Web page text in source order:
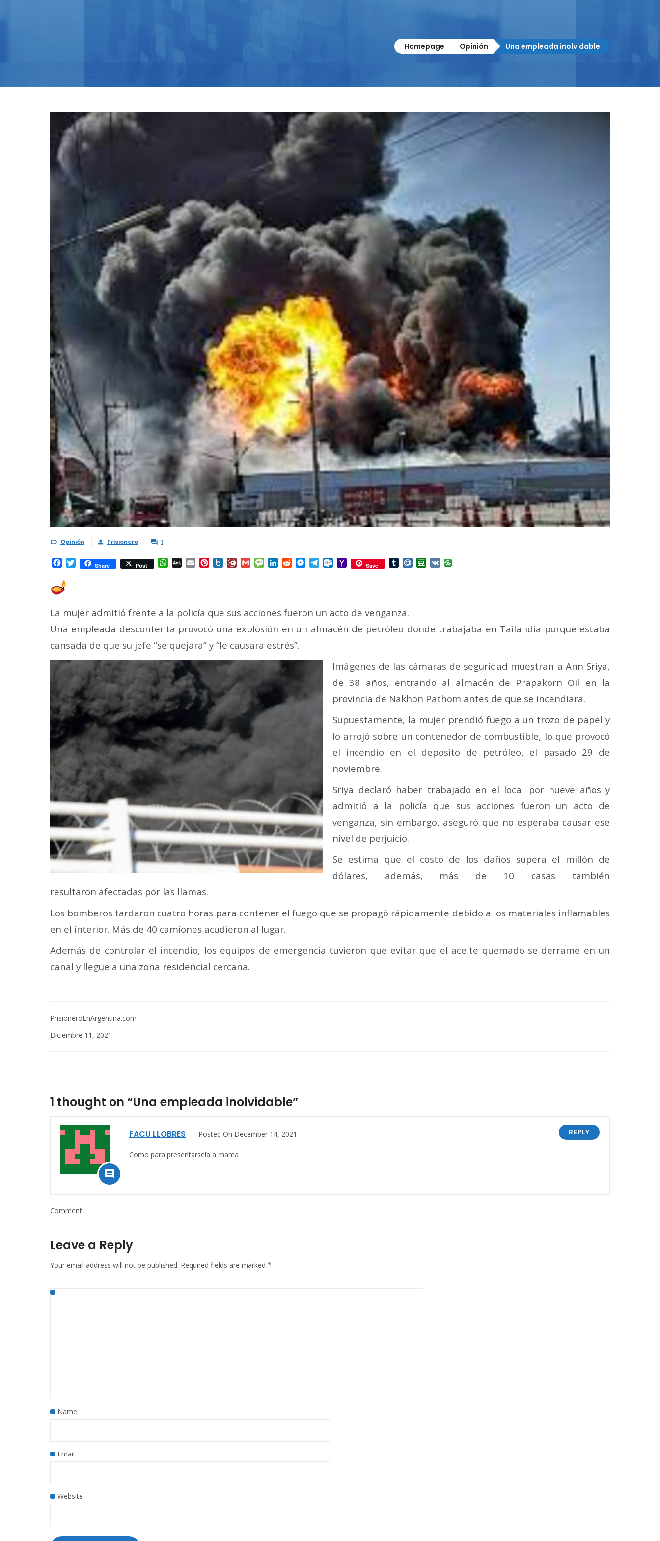
Homepage Opinión Una empleada inolvidable
 Opinión  Prisionero  1
Facebook
TwitterShare Post WhatsApp
AOL Email Pinterest
Box.netDiary.RuGmailMessage
LinkedInRedditMessenger
TelegramOutlook.com
YahooSave TumblrMail.RuDouban
VK
La mujer admitió frente a la policía que sus acciones fueron un acto de venganza.
Una empleada descontenta provocó una explosión en un almacén de petróleo donde trabajaba en Tailandia porque estaba
cansada de que su jefe “se quejara” y “le causara estrés”.
Imágenes de las cámaras de seguridad muestran a Ann Sriya,
de 38 años, entrando al almacén de Prapakorn Oil en la
provincia de Nakhon Pathom antes de que se incendiara.
Supuestamente, la mujer prendió fuego a un trozo de papel y
lo arrojó sobre un contenedor de combustible, lo que provocó
el incendio en el deposito de petróleo, el pasado 29 de
noviembre.
Sriya declaró haber trabajado en el local por nueve años y
admitió a la policía que sus acciones fueron un acto de
venganza, sin embargo, aseguró que no esperaba causar ese
nivel de perjuicio.
Se estima que el costo de los daños supera el millón de
dólares, además, más de 10 casas también
resultaron afectadas por las llamas.
Los bomberos tardaron cuatro horas para contener el fuego que se propagó rápidamente debido a los materiales inflamables
en el interior. Más de 40 camiones acudieron al lugar.
Además de controlar el incendio, los equipos de emergencia tuvieron que evitar que el aceite quemado se derrame en un
canal y llegue a una zona residencial cercana.
PrisioneroEnArgentina.com
Diciembre 11, 2021
1 thought on “Una empleada inolvidable”

FACU LLOBRES Posted On December 14, 2021 REPLY
Como para presentarsela a mama
Comment
Leave a Reply
Your email address will not be published. Required fields are marked *
Name
Email
Website